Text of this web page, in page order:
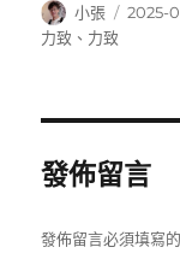
作
者
小張
發
2025-
力致 、 力致
發佈留言
發佈留言必須填寫